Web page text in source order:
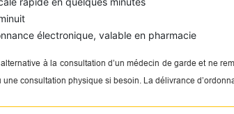
électronique, valable en pharmacie
à la consultation d’un médecin de garde et ne
consultation physique si besoin. La délivrance